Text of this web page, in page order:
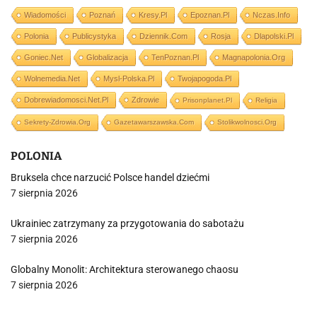
Wiadomości Poznań Kresy.pl Epoznan.pl Nczas.info
Polonia Publicystyka Dziennik.com Rosja Dlapolski.pl
Goniec.net Globalizacja TenPoznan.pl Magnapolonia.org
Wolnemedia.net Mysl-Polska.pl Twojapogoda.pl
Dobrewiadomosci.net.pl Zdrowie Prisonplanet.pl Religia
Sekrety-Zdrowia.org Gazetawarszawska.com Stolikwolnosci.org
POLONIA
Bruksela chce narzucić Polsce handel dziećmi
7 sierpnia 2026
Ukrainiec zatrzymany za przygotowania do sabotażu
7 sierpnia 2026
Globalny Monolit: Architektura sterowanego chaosu
7 sierpnia 2026